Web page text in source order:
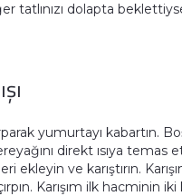
tatlınızı dolapta
yumurtayı kabartın.
direkt ısıya
ekleyin ve karıştırın.
Karışım ilk hacminin iki